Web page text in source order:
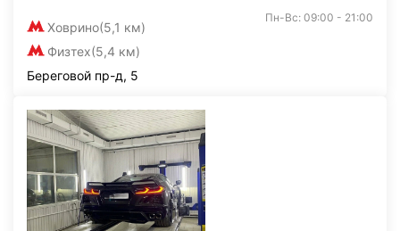
Ховрино(5,1 км)
Физтех(5,4 км)
Пн-Вс: 09:00 - 21:00
Береговой пр-д, 5